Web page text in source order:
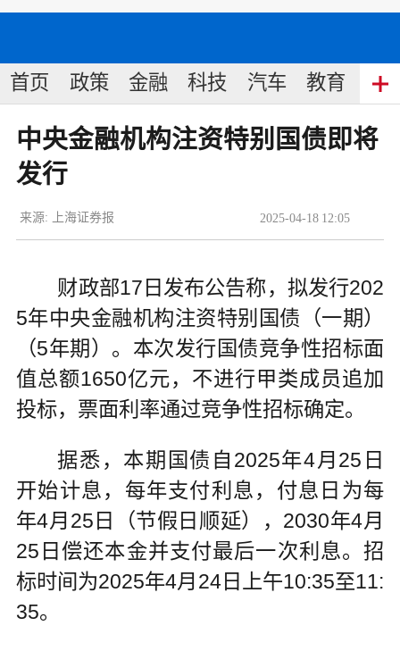
首页 政策 金融 科技 汽车 教育 食
中央金融机构注资特别国债即将
发行
2025-04-18 12:05
来源: 上海证券报
财政部17日发布公告称，拟发行202
5年中央金融机构注资特别国债（一期）
（5年期）。本次发行国债竞争性招标面
值总额1650亿元，不进行甲类成员追加
投标，票面利率通过竞争性招标确定。
据悉，本期国债自2025年4月25日
开始计息，每年支付利息，付息日为每
年4月25日（节假日顺延），2030年4月
25日偿还本金并支付最后一次利息。招
标时间为2025年4月24日上午10:35至11:
35。